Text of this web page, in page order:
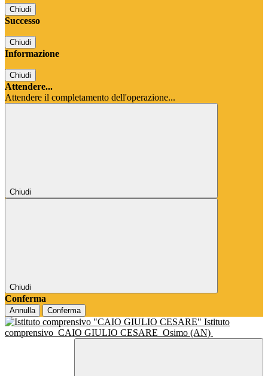
Chiudi
Successo
Chiudi
Informazione
Chiudi
Attendere...
Attendere il completamento dell'operazione...
Chiudi
Chiudi
Conferma
Annulla Conferma
Istituto
comprensivo CAIO GIULIO CESARE Osimo (AN)